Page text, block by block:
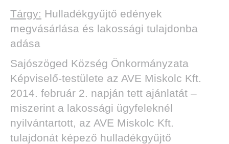
Tárgy: Hulladékgyűjtő edények
megvásárlása és lakossági tulajdonba
adása
Sajószöged Község Önkormányzata
Képviselő-testülete az AVE Miskolc Kft.
2014. február 2. napján tett ajánlatát –
miszerint a lakossági ügyfeleknél
nyilvántartott, az AVE Miskolc Kft.
tulajdonát képező hulladékgyűjtő